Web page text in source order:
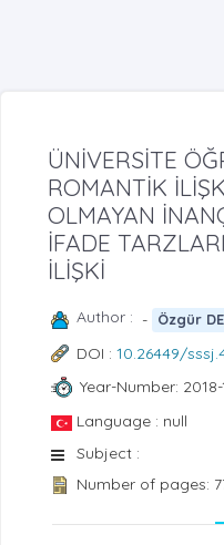
ÜNİVERSİTE
ROMANTİK
OLMAYAN
İFADE
İLİŞKİ
Author : - Özgür
DOI : 10.26449/
Year-Number: 2018-
Language : null
Subject :
Number of pages: